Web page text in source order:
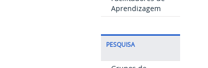
Aprendizagem
PESQUISA